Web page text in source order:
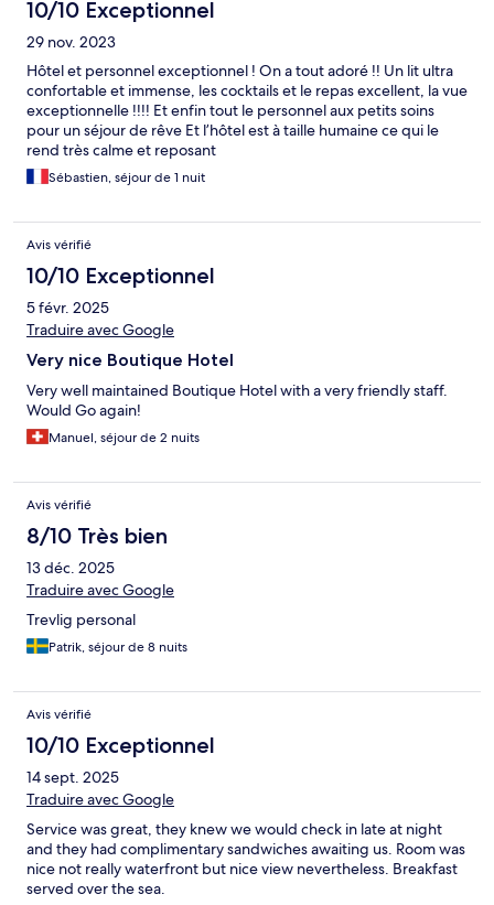
10/10 Exceptionnel
29 nov. 2023
Hôtel et personnel exceptionnel ! On a tout adoré !! Un lit ultra
confortable et immense, les cocktails et le repas excellent, la vue
exceptionnelle !!!! Et enfin tout le personnel aux petits soins
pour un séjour de rêve Et l’hôtel est à taille humaine ce qui le
rend très calme et reposant
Sébastien, séjour de 1 nuit
Avis vérifié
10/10 Exceptionnel
5 févr. 2025
Traduire avec Google
Very nice Boutique Hotel
Very well maintained Boutique Hotel with a very friendly staff.
Would Go again!
Manuel, séjour de 2 nuits
Avis vérifié
8/10 Très bien
13 déc. 2025
Traduire avec Google
Trevlig personal
Patrik, séjour de 8 nuits
Avis vérifié
10/10 Exceptionnel
14 sept. 2025
Traduire avec Google
Service was great, they knew we would check in late at night
and they had complimentary sandwiches awaiting us. Room was
nice not really waterfront but nice view nevertheless. Breakfast
served over the sea.